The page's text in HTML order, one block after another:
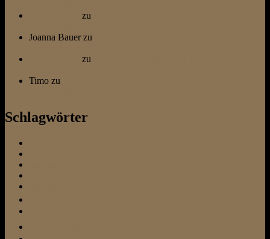
zu
Joanna Bauerzu
zu
Timo zu
Schlagwörter